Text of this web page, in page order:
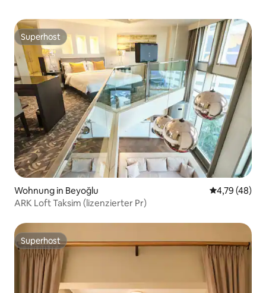
Superhost
Superhost
Wohnung in Beyoğlu
4,79 (48)
ARK Loft Taksim (lizenzierter Pr)
Superhost
Superhost